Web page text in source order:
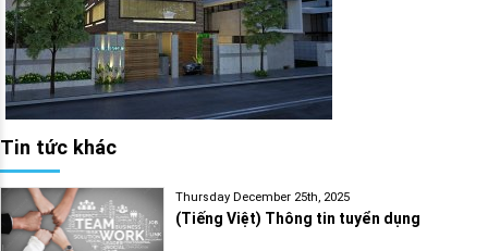
Tin tức khác
Thursday December 25th, 2025
(Tiếng Việt) Thông tin tuyển dụng